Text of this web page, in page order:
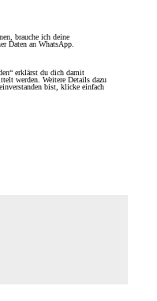
brauche ich deine
Daten an WhatsApp.
erklärst du dich damit
werden. Weitere Details dazu
bist, klicke einfach